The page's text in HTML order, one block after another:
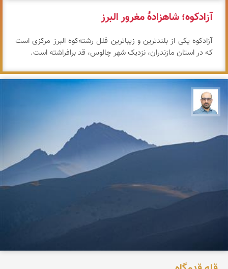
آزادکوه؛ شاهزادهٔ مغرور البرز
آزادکوه یکی از بلندترین و زیباترین قلل رشته‌کوه البرز مرکزی است
که در استان مازندران، نزدیک شهر چالوس، قد برافراشته است.